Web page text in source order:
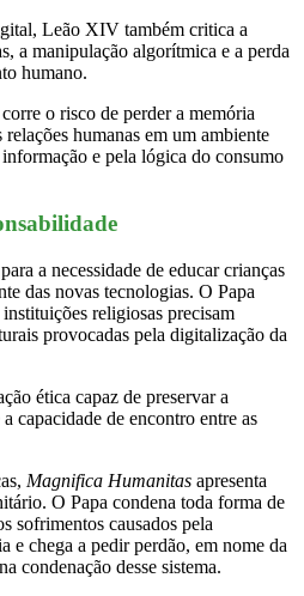
Leão XIV também critica a
a manipulação algorítmica e a perda
humano.
o risco de perder a memória
humanas em um ambiente
e pela lógica do consumo
a necessidade de educar crianças
das novas tecnologias. O Papa
religiosas precisam
provocadas pela digitalização da
ética capaz de preservar a
capacidade de encontro entre as
Magnifica Humanitas apresenta
O Papa condena toda forma de
sofrimentos causados pela
e chega a pedir perdão, em nome da
condenação desse sistema.